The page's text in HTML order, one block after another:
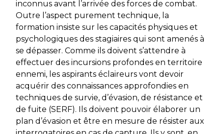
inconnus avant l’arrivée des forces de combat.
Outre l’aspect purement technique, la
formation insiste sur les capacités physiques et
psychologiques des stagiaires qui sont amenés à
se dépasser. Comme ils doivent s’attendre à
effectuer des incursions profondes en territoire
ennemi, les aspirants éclaireurs vont devoir
acquérir des connaissances approfondies en
techniques de survie, d’évasion, de résistance et
de fuite (SERF). Ils doivent pouvoir élaborer un
plan d’évasion et être en mesure de résister aux